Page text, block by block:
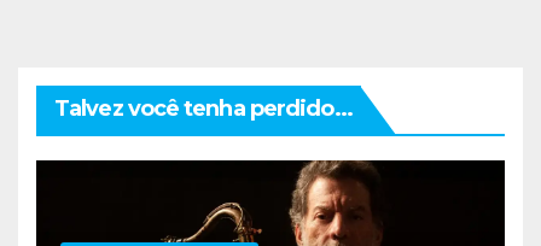
Talvez você tenha perdido...